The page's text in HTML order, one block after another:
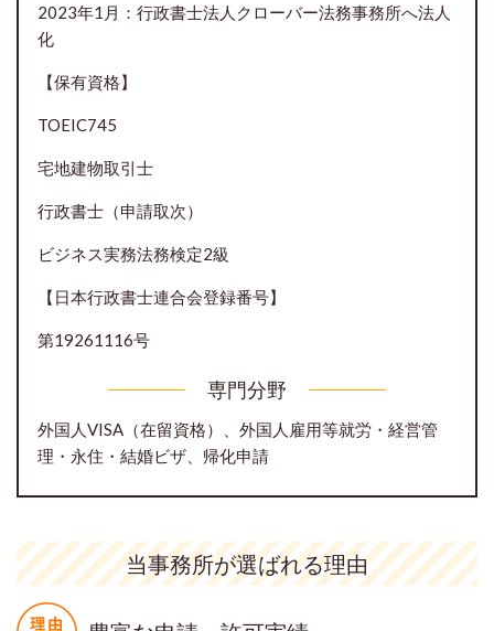
2023年1月：行政書士法人クローバー法務事務所へ法人
化
【保有資格】
TOEIC745
宅地建物取引士
行政書士（申請取次）
ビジネス実務法務検定2級
【日本行政書士連合会登録番号】
第19261116号
専門分野
外国人VISA（在留資格）、外国人雇用等就労・経営管
理・永住・結婚ビザ、帰化申請
当事務所が選ばれる理由